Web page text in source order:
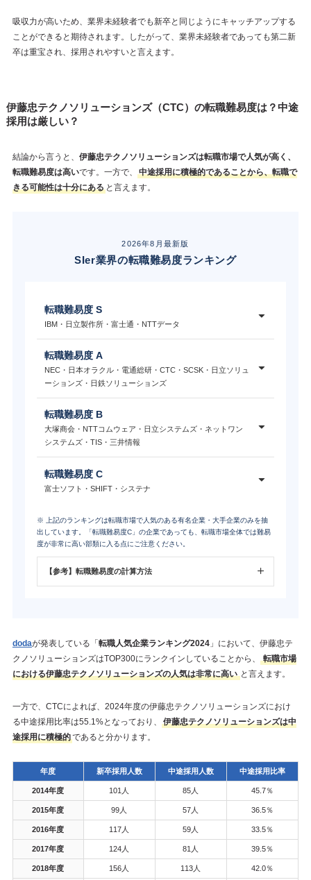
吸収力が高いため、業界未経験者でも新卒と同じようにキャッチアップする
ことができると期待されます。したがって、業界未経験者であっても第二新
卒は重宝され、採用されやすいと言えます。
伊藤忠テクノソリューションズ（CTC）の転職難易度は？中途
採用は厳しい？
結論から言うと、 伊藤忠テクノソリューションズは転職市場で人気が高く、
転職難易度は高いです。一方で、
中途採用に積極的であることから、転職で
きる可能性は十分にある と言えます。
2026年8月最新版
SIer業界の転職難易度ランキング
転職難易度 S
IBM・日立製作所・富士通・NTTデータ
転職難易度 A
NEC・日本オラクル・電通総研・CTC・SCSK・日立ソリュ
ーションズ・日鉄ソリューションズ
転職難易度 B
大塚商会・NTTコムウェア・日立システムズ・ネットワン
システムズ・TIS・三井情報
転職難易度 C
富士ソフト・SHIFT・システナ
※ 上記のランキングは転職市場で人気のある有名企業・大手企業のみを抽
出しています。「転職難易度C」の企業であっても、転職市場全体では難易
度が非常に高い部類に入る点にご注意ください。
【参考】転職難易度の計算方法
dodaが発表している「 転職人気企業ランキング2024」において、伊藤忠テ
クノソリューションズはTOP300にランクインしていることから、
転職市場
における伊藤忠テクノソリューションズの人気は非常に高い と言えます。
一方で、CTCによれば、2024年度の伊藤忠テクノソリューションズにおけ
る中途採用比率は55.1%となっており、
伊藤忠テクノソリューションズは中
途採用に積極的であると分かります。
年度 新卒採用人数 中途採用人数 中途採用比率
2014年度 101人 85人 45.7％
2015年度 99人 57人 36.5％
2016年度 117人 59人 33.5％
2017年度 124人 81人 39.5％
2018年度 156人 113人 42.0％